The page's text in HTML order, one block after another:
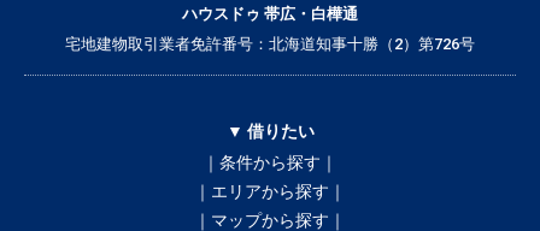
ハウスドゥ 帯広・白樺通
宅地建物取引業者免許番号：北海道知事十勝（2）第726号
▼ 借りたい
｜条件から探す｜
｜エリアから探す｜
｜マップから探す｜